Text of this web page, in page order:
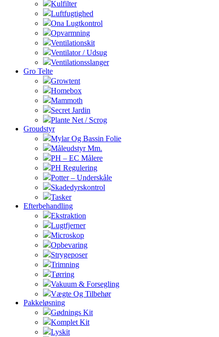
Kulfilter
Luftfugtighed
Ona Lugtkontrol
Opvarmning
Ventilationskit
Ventilator / Udsug
Ventilationsslanger
Gro Telte
Growtent
Homebox
Mammoth
Secret Jardin
Plante Net / Scrog
Groudstyr
Mylar Og Bassin Folie
Måleudstyr Mm.
PH – EC Målere
PH Regulering
Potter – Underskåle
Skadedyrskontrol
Tasker
Efterbehandling
Ekstraktion
Lugtfjerner
Microskop
Opbevaring
Strygeposer
Trimning
Tørring
Vakuum & Forsegling
Vægte Og Tilbehør
Pakkeløsning
Gødnings Kit
Komplet Kit
Lyskit